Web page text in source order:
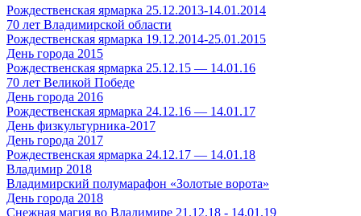
Рождественская ярмарка 25.12.2013-14.01.2014
70 лет Владимирской области
Рождественская ярмарка 19.12.2014-25.01.2015
День города 2015
Рождественская ярмарка 25.12.15 — 14.01.16
70 лет Великой Победе
День города 2016
Рождественская ярмарка 24.12.16 — 14.01.17
День физкультурника-2017
День города 2017
Рождественская ярмарка 24.12.17 — 14.01.18
Владимир 2018
Владимирский полумарафон «Золотые ворота»
День города 2018
Снежная магия во Владимире 21.12.18 - 14.01.19